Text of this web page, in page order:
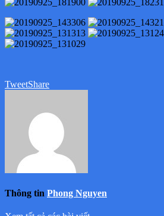
TweetShare
Thông tin Phong Nguyen